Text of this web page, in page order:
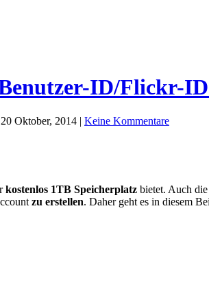
ID/Flickr-
Oktober, 2014 | Keine Kommentare
kostenlos 1TB Speicherplatz bietet. Auch
zu erstellen. Daher geht es in diesem